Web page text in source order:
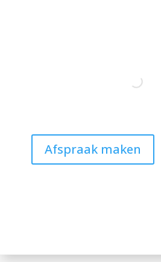
Afspraak maken